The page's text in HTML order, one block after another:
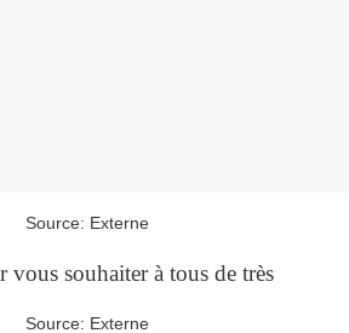
vous souhaiter à tous de très